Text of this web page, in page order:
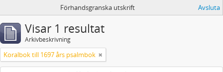
Förhandsgranska utskrift Avsluta
Visar 1 resultat
Arkivbeskrivning
Koralbok till 1697 års psalmbok